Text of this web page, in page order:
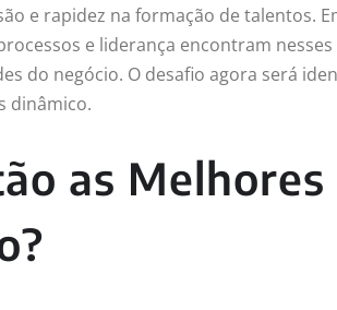
e rapidez na formação de talentos.
e liderança encontram
do negócio. O desafio agora será
dinâmico.
as